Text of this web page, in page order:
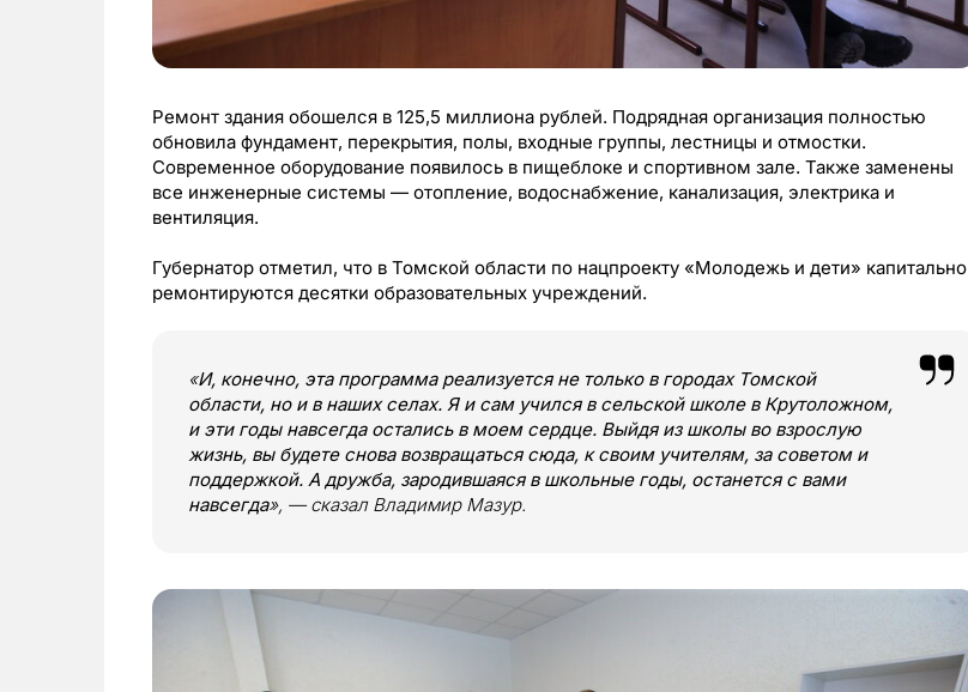
Ремонт здания обошелся в 125,5 миллиона рублей. Подрядная организация полностью
обновила фундамент, перекрытия, полы, входные группы, лестницы и отмостки.
Современное оборудование появилось в пищеблоке и спортивном зале. Также заменены
все инженерные системы — отопление, водоснабжение, канализация, электрика и
вентиляция.
Губернатор отметил, что в Томской области по нацпроекту «Молодежь и дети» капитально
ремонтируются десятки образовательных учреждений.
«И, конечно, эта программа реализуется не только в городах Томской
области, но и в наших селах. Я и сам учился в сельской школе в Крутоложном,
и эти годы навсегда остались в моем сердце. Выйдя из школы во взрослую
жизнь, вы будете снова возвращаться сюда, к своим учителям, за советом и
поддержкой. А дружба, зародившаяся в школьные годы, останется с вами
навсегда», — сказал Владимир Мазур.